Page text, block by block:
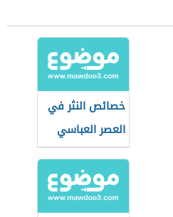
خصائص النثر في
العصر العباسي